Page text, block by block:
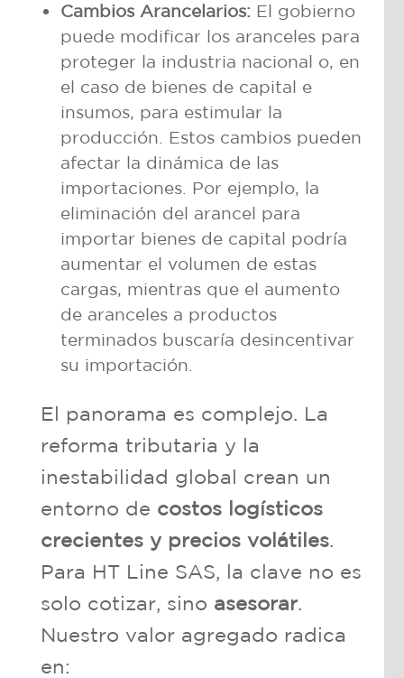
Cambios Arancelarios: El gobierno
puede modificar los aranceles para
proteger la industria nacional o, en
el caso de bienes de capital e
insumos, para estimular la
producción. Estos cambios pueden
afectar la dinámica de las
importaciones. Por ejemplo, la
eliminación del arancel para
importar bienes de capital podría
aumentar el volumen de estas
cargas, mientras que el aumento
de aranceles a productos
terminados buscaría desincentivar
su importación.
El panorama es complejo. La
reforma tributaria y la
inestabilidad global crean un
entorno de costos logísticos
crecientes y precios volátiles.
Para HT Line SAS, la clave no es
solo cotizar, sino asesorar.
Nuestro valor agregado radica
en: